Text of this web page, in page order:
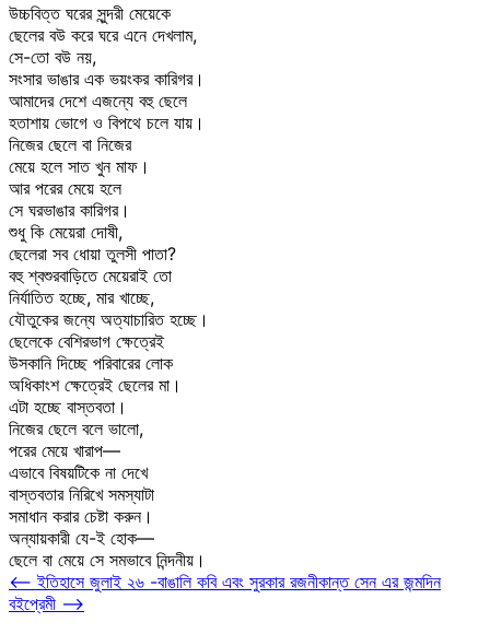
উচ্চবিত্ত ঘরের সুন্দরী মেয়েকে
ছেলের বউ করে ঘরে এনে দেখলাম,
সে-তো বউ নয়,
সংসার ভাঙার এক ভয়ংকর কারিগর।
আমাদের দেশে এজন্যে বহু ছেলে
হতাশায় ভোগে ও বিপথে চলে যায়।
নিজের ছেলে বা নিজের
মেয়ে হলে সাত খুন মাফ।
আর পরের মেয়ে হলে
সে ঘরভাঙার কারিগর।
শুধু কি মেয়েরা দোষী,
ছেলেরা সব ধোয়া তুলসী পাতা?
বহু শ্বশুরবাড়িতে মেয়েরাই তো
নির্যাতিত হচ্ছে, মার খাচ্ছে,
যৌতুকের জন্যে অত্যাচারিত হচ্ছে।
ছেলেকে বেশিরভাগ ক্ষেত্রেই
উসকানি দিচ্ছে পরিবারের লোক
অধিকাংশ ক্ষেত্রেই ছেলের মা।
এটা হচ্ছে বাস্তবতা।
নিজের ছেলে বলে ভালো,
পরের মেয়ে খারাপ—
এভাবে বিষয়টিকে না দেখে
বাস্তবতার নিরিখে সমস্যাটা
সমাধান করার চেষ্টা করুন।
অন্যায়কারী যে-ই হোক—
ছেলে বা মেয়ে সে সমভাবে নিন্দনীয়।
Post
navigation
⟵ ইতিহাসে জুলাই ২৬ -বাঙালি কবি এবং সুরকার রজনীকান্ত সেন এর জন্মদিন
বইপ্রেমী ⟶